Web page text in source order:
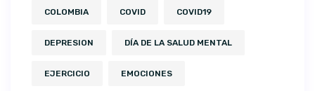
COLOMBIA COVID COVID19
DEPRESION DÍA DE LA SALUD MENTAL
EJERCICIO EMOCIONES